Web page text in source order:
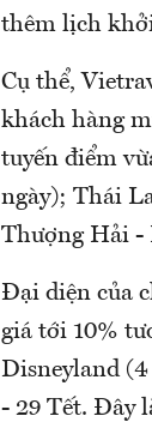
thêm lịch
Cụ thể,
khách hàng
tuyến điểm
ngày); Thái
Thượng Hải -
Đại diện của
giá tới 10%
Disneyland (4
- 29 Tết. Đây